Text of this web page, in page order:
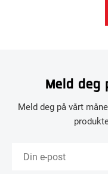
Meld deg
Meld deg på vårt